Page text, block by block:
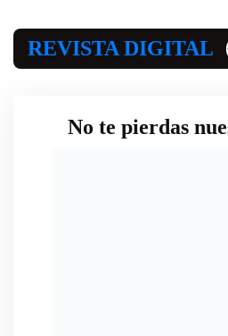
REVISTA DIGITAL
No te pierdas